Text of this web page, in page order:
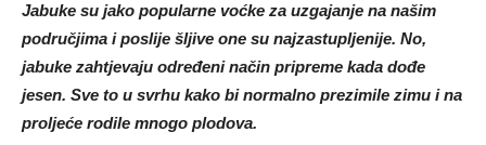
Jabuke su jako popularne voćke za uzgajanje na našim
područjima i poslije šljive one su najzastupljenije. No,
jabuke zahtjevaju određeni način pripreme kada dođe
jesen. Sve to u svrhu kako bi normalno prezimile zimu i na
proljeće rodile mnogo plodova.